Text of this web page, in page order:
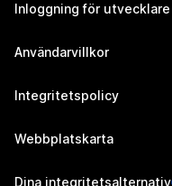
Inloggning för utvecklare
Användarvillkor
Integritetspolicy
Webbplatskarta
Dina integritetsalternativ